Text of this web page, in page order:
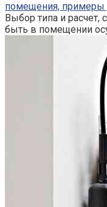
помещения, примеры
Выбор типа и расчет,
быть в помещении